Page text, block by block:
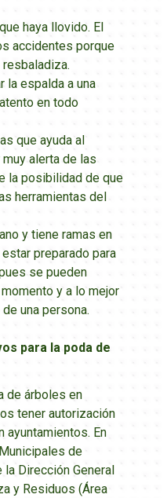
haya llovido. El
accidentes porque
resbaladiza.
la espalda a una
en todo
que ayuda al
alerta de las
la posibilidad de que
herramientas del
y tiene ramas en
preparado para
se pueden
y a lo mejor
una persona.
para la poda de
de árboles en
tener autorización
ayuntamientos. En
de
Dirección General
y Residuos (Área